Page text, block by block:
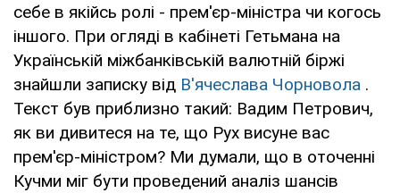
себе в якійсь ролі - прем'єр-міністра чи когось
іншого. При огляді в кабінеті Гетьмана на
Українській міжбанківській валютній біржі
знайшли записку від В'ячеслава Чорновола .
Текст був приблизно такий: Вадим Петрович,
як ви дивитеся на те, що Рух висуне вас
прем'єр-міністром? Ми думали, що в оточенні
Кучми міг бути проведений аналіз шансів